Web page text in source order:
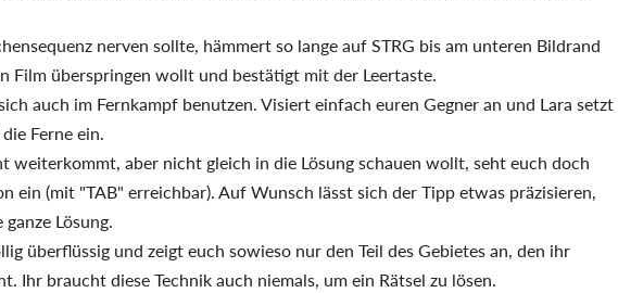
nerven sollte, hämmert so lange auf STRG bis am unteren Bildrand
Film überspringen wollt und bestätigt mit der Leertaste.
auch im Fernkampf benutzen. Visiert einfach euren Gegner an und Lara setzt
Ferne ein.
weiterkommt, aber nicht gleich in die Lösung schauen wollt, seht euch doch
ein (mit "TAB" erreichbar). Auf Wunsch lässt sich der Tipp etwas präzisieren,
Lösung.
überflüssig und zeigt euch sowieso nur den Teil des Gebietes an, den ihr
Ihr braucht diese Technik auch niemals, um ein Rätsel zu lösen.